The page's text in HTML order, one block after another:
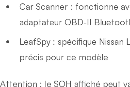
Car Scanner : fonctionne
adaptateur OBD-II
LeafSpy : spécifique Nissan
précis pour ce modèle
Attention : le SOH affiché peut